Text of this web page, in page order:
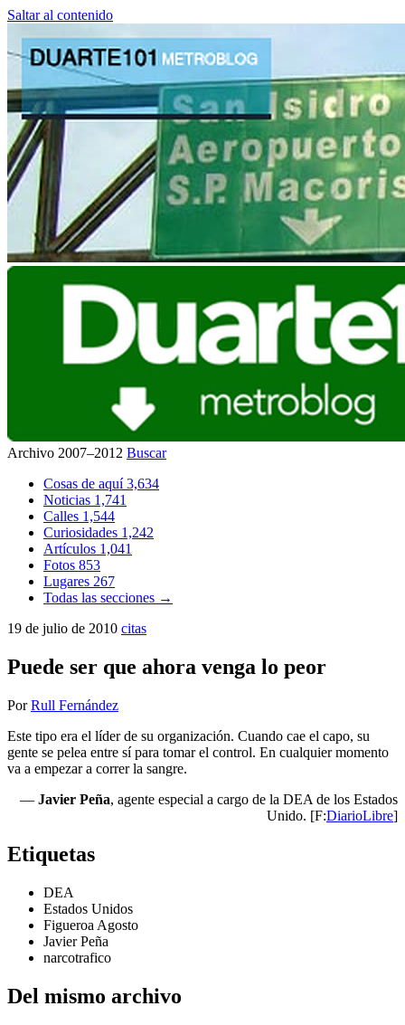
Saltar al contenido
Archivo 2007–2012 Buscar
Cosas de aquí3,634
Noticias 1,741
Calles 1,544
Curiosidades 1,242
Artículos 1,041
Fotos 853
Lugares 267
Todas las secciones →
19 de julio de 2010 citas
Puede ser que ahora venga lo peor
PorRull Fernández
Este tipo era el líder de su organización. Cuando cae el capo, su
gente se pelea entre sí para tomar el control. En cualquier momento
va a empezar a correr la sangre.
— Javier Peña, agente especial a cargo de la DEA de los Estados
Unido. [F:DiarioLibre]
Etiquetas
DEA
Estados Unidos
Figueroa Agosto
Javier Peña
narcotrafico
Del mismo archivo